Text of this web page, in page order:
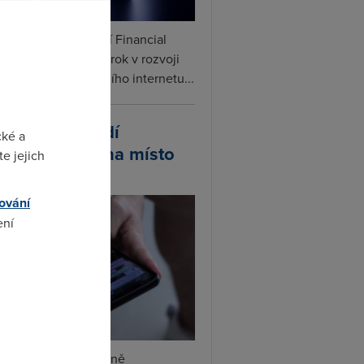
podle informací Financial
připravuje další krok v rozvoji
Vedle satelitního internetu...
zavádí
jména místo
začal postupně
a
jejich